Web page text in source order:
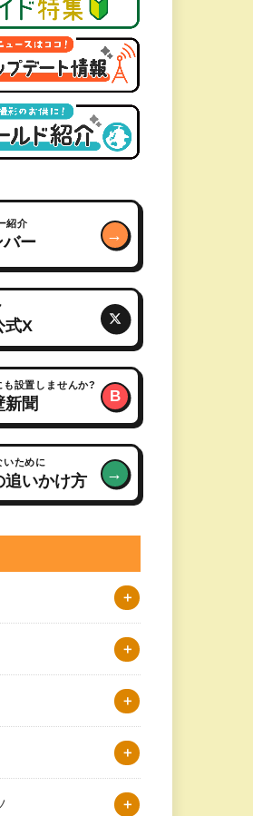
紹介
ー →
式X
も設置しませんか?
新聞 B
ために
追いかけ方 →